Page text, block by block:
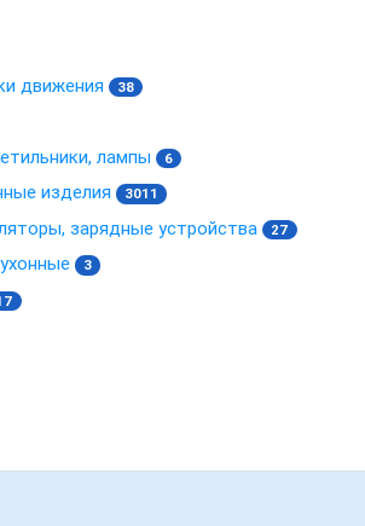
движения 38
лампы 6
изделия 3011
зарядные устройства 27
3